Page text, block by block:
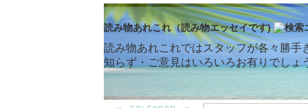
読み物あれこれ（読み物エッセイです)
読み物あれこれではスタッフが各々勝
知らず・ご意見はいろいろお有りでし